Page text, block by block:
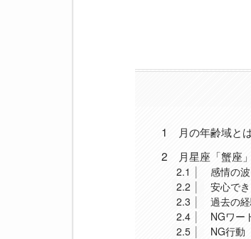
1
月の年齢域と
2
月星座「蟹座
2.1
感情の
2.2
安心で
2.3
過去の
2.4
NGワー
2.5
NG行動